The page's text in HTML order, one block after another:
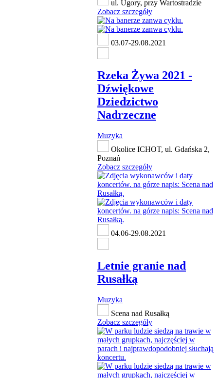
ul. Ugory, przy Wartostradzie
Zobacz szczegóły
03.07-29.08.2021
Rzeka Żywa 2021 -
Dźwiękowe
Dziedzictwo
Nadrzeczne
Muzyka
Okolice ICHOT, ul. Gdańska 2,
Poznań
Zobacz szczegóły
04.06-29.08.2021
Letnie granie nad
Rusałką
Muzyka
Scena nad Rusałką
Zobacz szczegóły